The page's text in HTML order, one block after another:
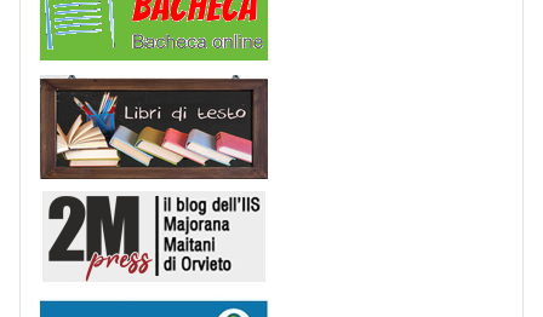
Libri di Testo
Scuola in chiaro